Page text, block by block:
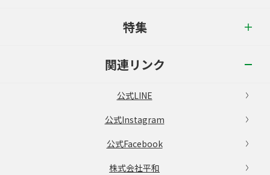
特集
関連リンク
公式LINE
公式Instagram
公式Facebook
株式会社平和